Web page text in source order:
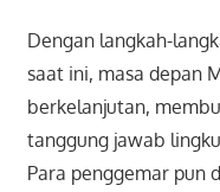
Dengan langkah-
saat ini, masa depan
berkelanjutan,
tanggung jawab
Para penggemar pun